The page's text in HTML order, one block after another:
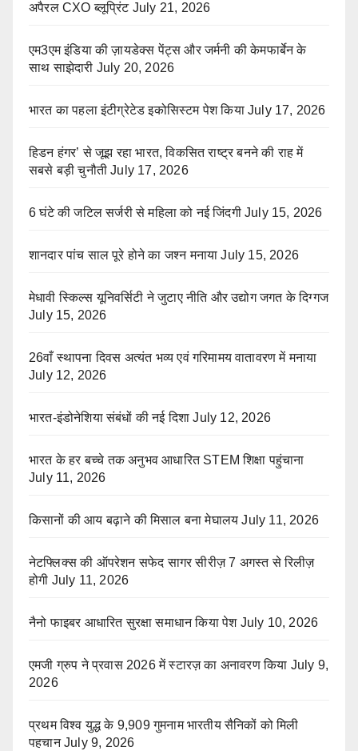
अपैरल CXO ब्लूप्रिंट July 21, 2026
एम3एम इंडिया की ज़ायडेक्स पेंट्स और जर्मनी की केमफार्बेन के
साथ साझेदारी July 20, 2026
भारत का पहला इंटीग्रेटेड इकोसिस्टम पेश किया July 17, 2026
हिडन हंगर’ से जूझ रहा भारत, विकसित राष्ट्र बनने की राह में
सबसे बड़ी चुनौती July 17, 2026
6 घंटे की जटिल सर्जरी से महिला को नई जिंदगी July 15, 2026
शानदार पांच साल पूरे होने का जश्न मनाया July 15, 2026
मेधावी स्किल्स यूनिवर्सिटी ने जुटाए नीति और उद्योग जगत के दिग्गज
July 15, 2026
26वाँ स्थापना दिवस अत्यंत भव्य एवं गरिमामय वातावरण में मनाया
July 12, 2026
भारत-इंडोनेशिया संबंधों की नई दिशा July 12, 2026
भारत के हर बच्चे तक अनुभव आधारित STEM शिक्षा पहुंचाना
July 11, 2026
किसानों की आय बढ़ाने की मिसाल बना मेघालय July 11, 2026
नेटफ्लिक्स की ऑपरेशन सफेद सागर सीरीज़ 7 अगस्त से रिलीज़
होगी July 11, 2026
नैनो फाइबर आधारित सुरक्षा समाधान किया पेश July 10, 2026
एमजी ग्रुप ने प्रवास 2026 में स्टारज़ का अनावरण किया July 9,
2026
प्रथम विश्व युद्ध के 9,909 गुमनाम भारतीय सैनिकों को मिली
पहचान July 9, 2026